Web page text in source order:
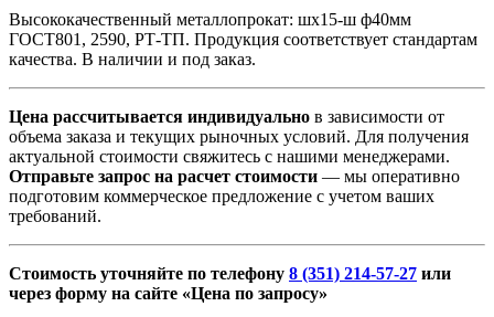
Высококачественный металлопрокат: шх15-ш ф40мм
ГОСТ801, 2590, РТ-ТП. Продукция соответствует стандартам
качества. В наличии и под заказ.
Цена рассчитывается индивидуально в зависимости от
объема заказа и текущих рыночных условий. Для получения
актуальной стоимости свяжитесь с нашими менеджерами.
Отправьте запрос на расчет стоимости — мы оперативно
подготовим коммерческое предложение с учетом ваших
требований.
Стоимость уточняйте по телефону 8 (351) 214-57-27 или
через форму на сайте «Цена по запросу»